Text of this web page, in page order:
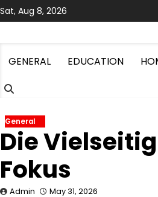
Skip
to
Sat, Aug 8, 2026
GENERAL EDUCATION
General
Die
Fokus
Admin May 31, 2026